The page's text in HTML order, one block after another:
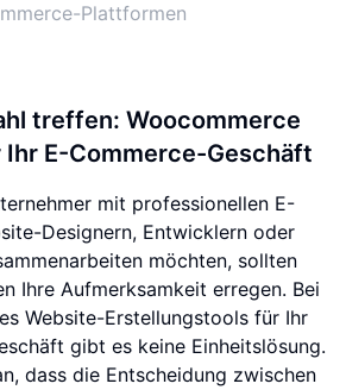
Plattformen
treffen: Woocommerce
E-Commerce-Geschäft
mit professionellen E-
Designern, Entwicklern oder
möchten, sollten
Ihre Aufmerksamkeit erregen. Bei
Website-Erstellungstools für Ihr
gibt es keine Einheitslösung.
dass die Entscheidung zwischen